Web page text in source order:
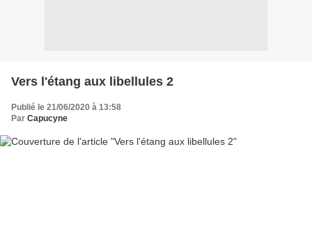
Vers l'étang aux libellules 2
Publié le 21/06/2020 à 13:58
Par Capucyne